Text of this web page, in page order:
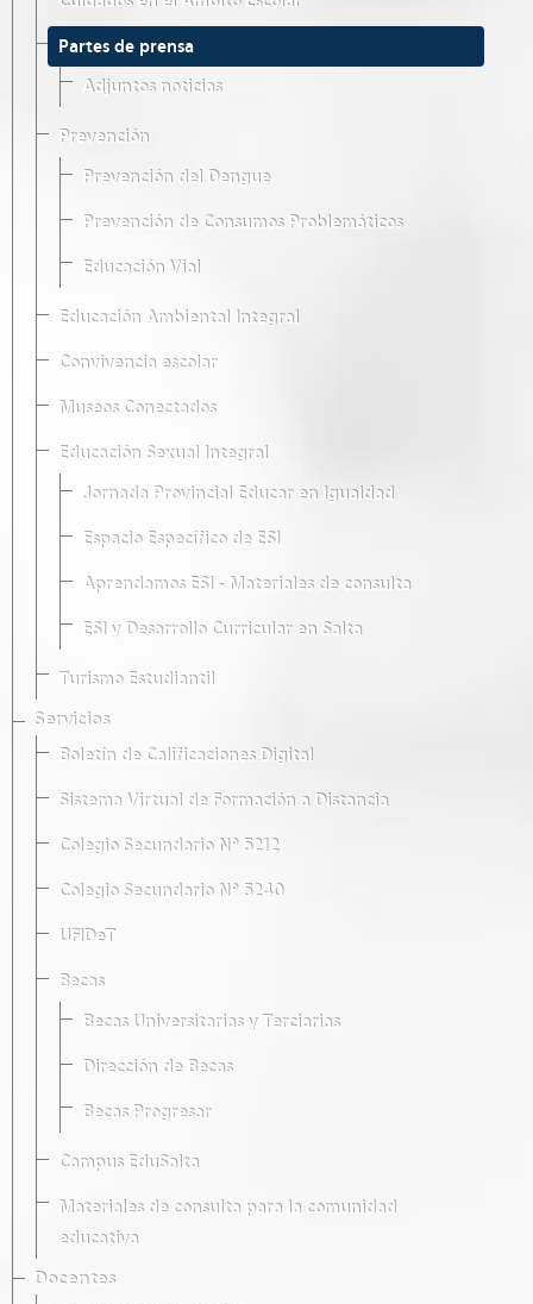
Partes de prensa
Adjuntos noticias
Prevención
Prevención del Dengue
Prevención de Consumos Problemáticos
Educación Vial
Educación Ambiental Integral
Convivencia escolar
Museos Conectados
Educación Sexual Integral
Jornada Provincial Educar en Igualdad
Espacio Específico de ESI
Aprendamos ESI - Materiales de consulta
ESI y Desarrollo Curricular en Salta
Turismo Estudiantil
Servicios
Boletín de Calificaciones Digital
Sistema Virtual de Formación a Distancia
Colegio Secundario Nº 5212
Colegio Secundario Nº 5240
UFIDeT
Becas
Becas Universitarias y Terciarias
Dirección de Becas
Becas Progresar
Campus EduSalta
Materiales de consulta para la comunidad
educativa
Docentes